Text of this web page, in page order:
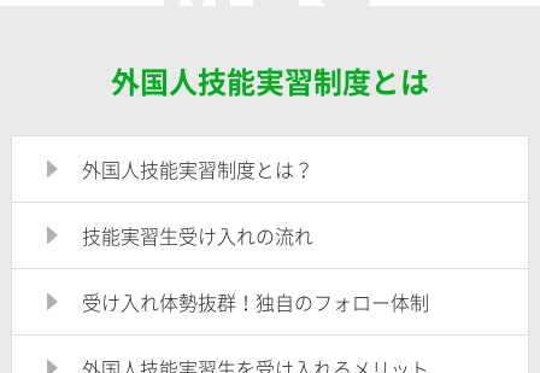
外国人技能実習制度とは
外国人技能実習制度とは？
技能実習生受け入れの流れ
受け入れ体勢抜群！独自のフォロー体制